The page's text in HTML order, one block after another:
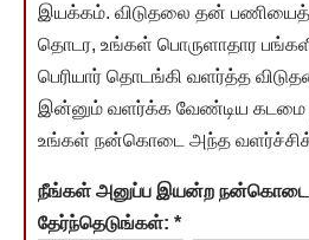
இயக்கம். விடுதலை தன்
தொடர, உங்கள் பொருளாதார
பெரியார் தொடங்கி வளர்த்த
இன்னும் வளர்க்க வேண்டிய கடமை
உங்கள் நன்கொடை அந்த
நீங்கள் அனுப்ப இயன்ற
தேர்ந்தெடுங்கள்: *